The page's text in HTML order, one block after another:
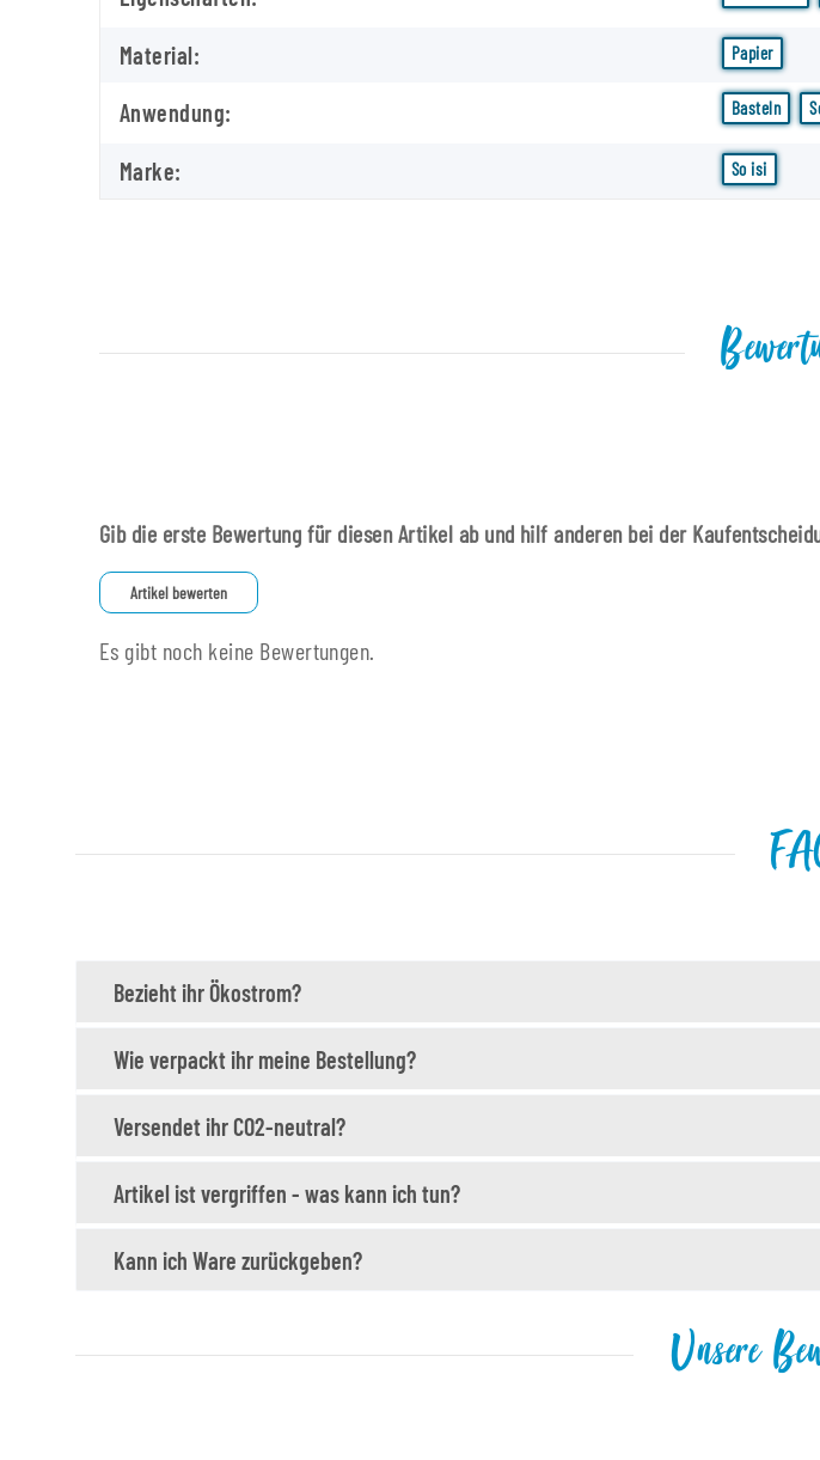
Material: Papier
Anwendung: Basteln
Marke: So isi
Gib die erste Bewertung für diesen Artikel ab und hilf anderen bei der
Artikel bewerten
Es gibt noch keine Bewertungen.
Bezieht ihr Ökostrom?
Wie verpackt ihr meine Bestellung?
Versendet ihr CO2-neutral?
Artikel ist vergriffen - was kann ich tun?
Kann ich Ware zurückgeben?
Unsere